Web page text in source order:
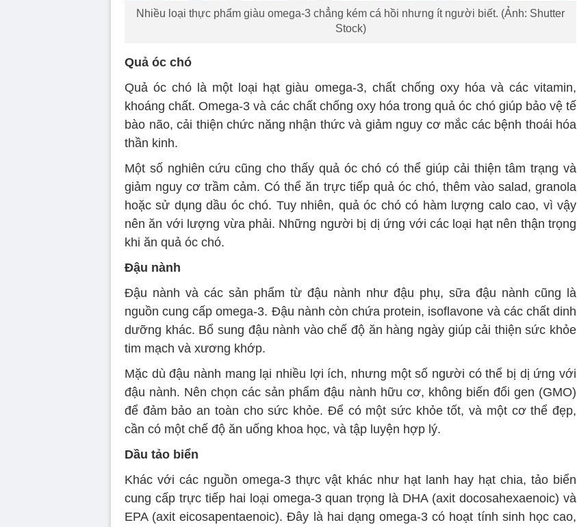
Nhiều loại thực phẩm giàu omega-3 chẳng kém cá hồi nhưng ít người biết. (Ảnh: Shutter
Stock)
Quả óc chó
Quả óc chó là một loại hạt giàu omega-3, chất chống oxy hóa và các vitamin,
khoáng chất. Omega-3 và các chất chống oxy hóa trong quả óc chó giúp bảo vệ tế
bào não, cải thiện chức năng nhận thức và giảm nguy cơ mắc các bệnh thoái hóa
thần kinh.
Một số nghiên cứu cũng cho thấy quả óc chó có thể giúp cải thiện tâm trạng và
giảm nguy cơ trầm cảm. Có thể ăn trực tiếp quả óc chó, thêm vào salad, granola
hoặc sử dụng dầu óc chó. Tuy nhiên, quả óc chó có hàm lượng calo cao, vì vậy
nên ăn với lượng vừa phải. Những người bị dị ứng với các loại hạt nên thận trọng
khi ăn quả óc chó.
Đậu nành
Đậu nành và các sản phẩm từ đậu nành như đậu phụ, sữa đậu nành cũng là
nguồn cung cấp omega-3. Đậu nành còn chứa protein, isoflavone và các chất dinh
dưỡng khác. Bổ sung đậu nành vào chế độ ăn hàng ngày giúp cải thiện sức khỏe
tim mạch và xương khớp.
Mặc dù đậu nành mang lại nhiều lợi ích, nhưng một số người có thể bị dị ứng với
đậu nành. Nên chọn các sản phẩm đậu nành hữu cơ, không biến đổi gen (GMO)
để đảm bảo an toàn cho sức khỏe. Để có một sức khỏe tốt, và một cơ thể đẹp,
cần có một chế độ ăn uống khoa học, và tập luyện hợp lý.
Dầu tảo biển
Khác với các nguồn omega-3 thực vật khác như hạt lanh hay hạt chia, tảo biển
cung cấp trực tiếp hai loại omega-3 quan trọng là DHA (axit docosahexaenoic) và
EPA (axit eicosapentaenoic). Đây là hai dạng omega-3 có hoạt tính sinh học cao,